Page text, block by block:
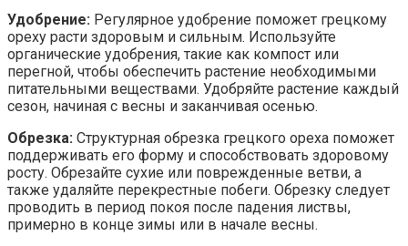
Удобрение: Регулярное удобрение поможет грецкому
ореху расти здоровым и сильным. Используйте
органические удобрения, такие как компост или
перегной, чтобы обеспечить растение необходимыми
питательными веществами. Удобряйте растение каждый
сезон, начиная с весны и заканчивая осенью.
Обрезка: Структурная обрезка грецкого ореха поможет
поддерживать его форму и способствовать здоровому
росту. Обрезайте сухие или поврежденные ветви, а
также удаляйте перекрестные побеги. Обрезку следует
проводить в период покоя после падения листвы,
примерно в конце зимы или в начале весны.